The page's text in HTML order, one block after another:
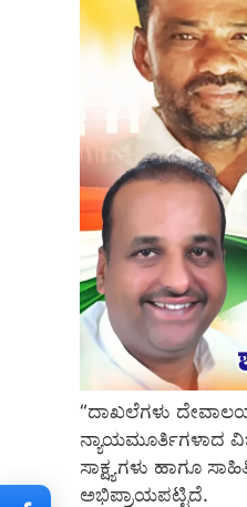
“ದಾಖಲೆಗಳು
ನ್ಯಾಯಮೂರ್ತಿಗಳಾದ
ಸಾಕ್ಷ್ಯಗಳು ಹಾಗೂ
ಅಭಿಪ್ರಾಯಪಟ್ಟಿದೆ.